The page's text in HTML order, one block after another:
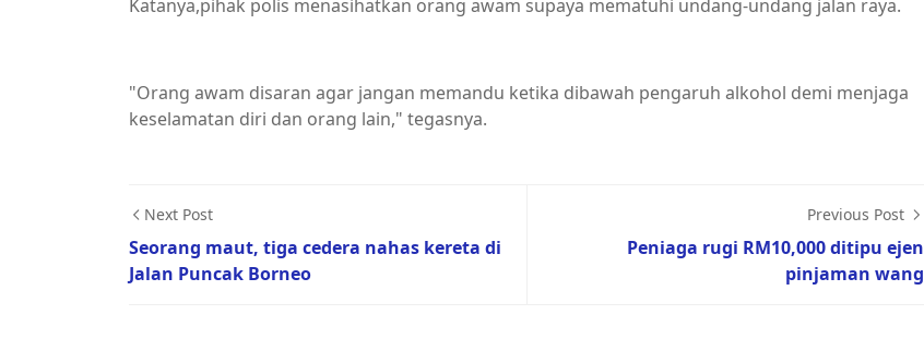
Katanya,pihak polis menasihatkan orang awam supaya mematuhi undang-undang jalan raya.
"Orang awam disaran agar jangan memandu ketika dibawah pengaruh alkohol demi menjaga
keselamatan diri dan orang lain," tegasnya.
Next Post
Seorang maut, tiga cedera nahas kereta di
Jalan Puncak Borneo
Previous Post
Peniaga rugi RM10,000 ditipu ejen
pinjaman wang